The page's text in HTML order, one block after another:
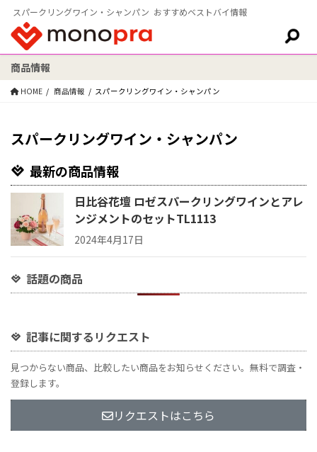
スパークリングワイン・シャンパン おすすめベストバイ情報
検索:
商品情報
HOME 商品情報 スパークリングワイン・シャンパン
スパークリングワイン・シャンパン
最新の商品情報
日比谷花壇 ロゼスパークリングワインとアレ
ンジメントのセットTL1113
2024年4月17日
話題の商品
記事に関するリクエスト
見つからない商品、比較したい商品をお知らせください。無料で調査・
登録します。
リクエストはこちら